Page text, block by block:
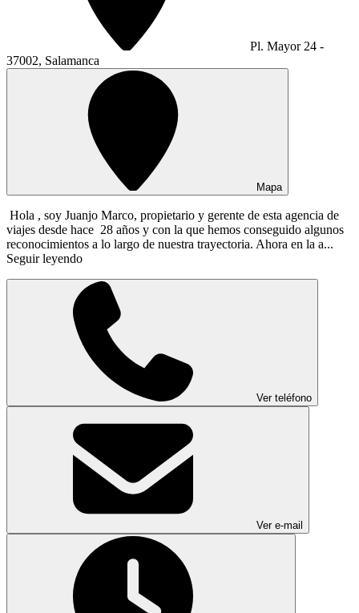
Pl. Mayor 24 -
37002, Salamanca
Mapa
Hola , soy Juanjo Marco, propietario y gerente de esta agencia de
viajes desde hace 28 años y con la que hemos conseguido algunos
reconocimientos a lo largo de nuestra trayectoria. Ahora en la a...
Seguir leyendo
Ver teléfono
Ver e-mail